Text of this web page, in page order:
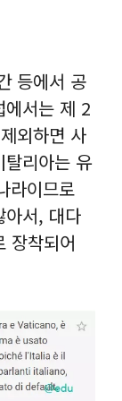
등에서 공
에서는 제 2
외하면 사
리아는 유
라이므로
아서, 대다
장착되어